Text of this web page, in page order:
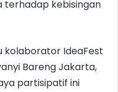
terhadap kebisingan
kolaborator IdeaFest
Bareng Jakarta,
partisipatif ini